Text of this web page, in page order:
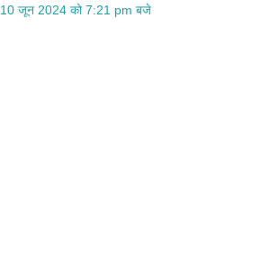
10 जून 2024 को 7:21 pm बजे